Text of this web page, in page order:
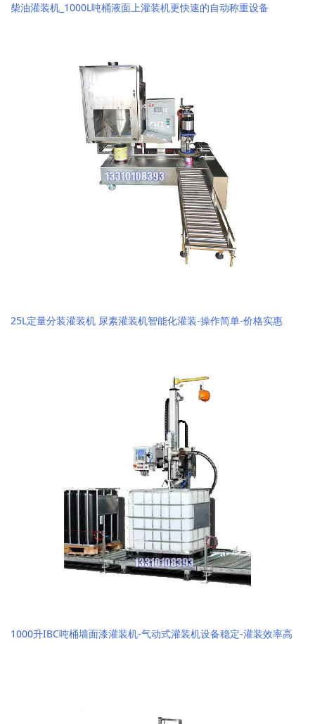
柴油灌装机_1000L吨桶液面上灌装机更快速的自动称重设备
25L定量分装灌装机 尿素灌装机智能化灌装-操作简单-价格实惠
1000升IBC吨桶墙面漆灌装机-气动式灌装机设备稳定-灌装效率高